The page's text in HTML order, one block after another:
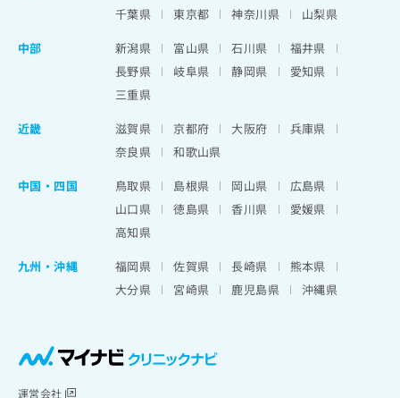
千葉県
東京都 神奈川県
山梨県
中部
新潟県 富山県 石川県
福井県
長野県
岐阜県 静岡県
愛知県
三重県
近畿
滋賀県 京都府 大阪府
兵庫県
奈良県
和歌山県
中国・四国
鳥取県 島根県 岡山県
広島県
山口県
徳島県 香川県
愛媛県
高知県
九州・沖縄
福岡県 佐賀県 長崎県
熊本県
大分県
宮崎県 鹿児島県 沖縄県
運営会社